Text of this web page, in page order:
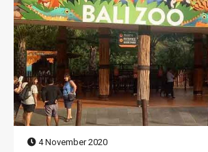
4 November 2020